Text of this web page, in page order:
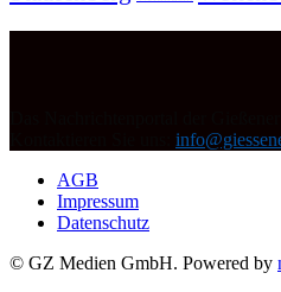
AGB
Impressum
Datenschutz
© GZ Medien GmbH. Powered by